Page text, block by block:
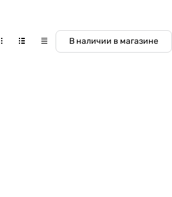
В наличии в магазине